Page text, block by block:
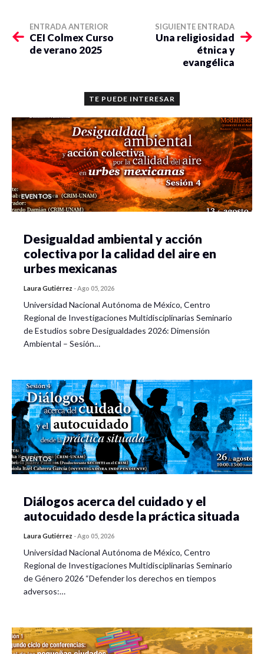
ENTRADA ANTERIOR
CEI Colmex Curso
de verano 2025
SIGUIENTE ENTRADA
Una religiosidad
étnica y
evangélica
TE PUEDE INTERESAR
EVENTOS
Desigualdad ambiental y acción
colectiva por la calidad del aire en
urbes mexicanas
Laura Gutiérrez -Ago 05, 2026
Universidad Nacional Autónoma de México, Centro
Regional de Investigaciones Multidisciplinarias Seminario
de Estudios sobre Desigualdades 2026: Dimensión
Ambiental – Sesión…
EVENTOS
Diálogos acerca del cuidado y el
autocuidado desde la práctica situada
Laura Gutiérrez -Ago 05, 2026
Universidad Nacional Autónoma de México, Centro
Regional de Investigaciones Multidisciplinarias Seminario
de Género 2026 “Defender los derechos en tiempos
adversos:…